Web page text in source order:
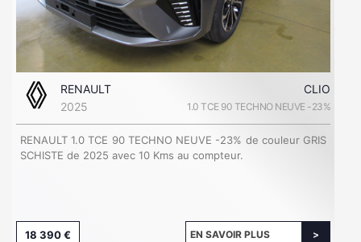
RENAULT
CLIO
2025
1.0 TCE 90 TECHNO NEUVE -23%
RENAULT 1.0 TCE 90 TECHNO NEUVE -23% de couleur GRIS
SCHISTE de 2025 avec 10 Kms au compteur.
18 390 € EN SAVOIR PLUS